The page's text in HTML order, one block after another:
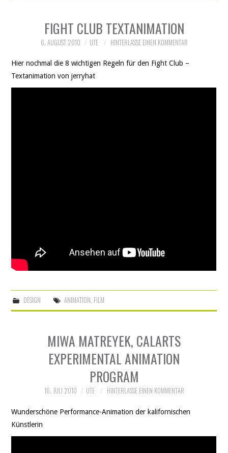
FIGHT CLUB TEXTANIMATION
6. AUGUST 2010 UTE HINTERLASSE EINEN KOMMENTAR
Hier nochmal die 8 wichtigen Regeln für den Fight Club –
Textanimation von jerryhat
DESIGN ANIMATION, FILM
MIWA MATREYEK, CALARTS
EXPERIMENTAL ANIMATION
PROGRAM
16. JULI 2010 UTE HINTERLASSE EINEN KOMMENTAR
Wunderschöne Performance-Animation der kalifornischen
Künstlerin